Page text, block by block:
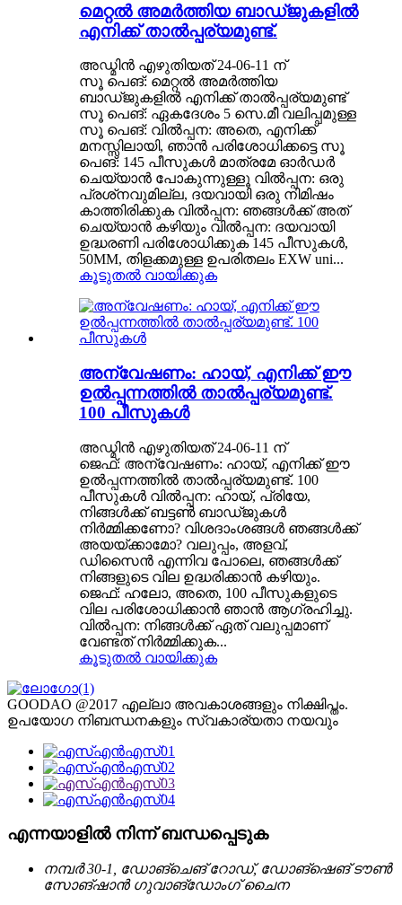
മെറ്റൽ അമർത്തിയ ബാഡ്ജുകളിൽ
എനിക്ക് താൽപ്പര്യമുണ്ട്.
അഡ്മിൻ എഴുതിയത് 24-06-11 ന്
സൂ പെങ്: മെറ്റൽ അമർത്തിയ
ബാഡ്ജുകളിൽ എനിക്ക് താൽപ്പര്യമുണ്ട്
സൂ ​​പെങ്: ഏകദേശം 5 സെ.മീ വലിപ്പമുള്ള
സൂ പെങ്: വിൽപ്പന: അതെ, എനിക്ക്
മനസ്സിലായി, ഞാൻ പരിശോധിക്കട്ടെ സൂ
പെങ്: 145 പീസുകൾ മാത്രമേ ഓർഡർ
ചെയ്യാൻ പോകുന്നുള്ളൂ വിൽപ്പന: ഒരു
പ്രശ്‌നവുമില്ല, ദയവായി ഒരു നിമിഷം
കാത്തിരിക്കുക വിൽപ്പന: ഞങ്ങൾക്ക് അത്
ചെയ്യാൻ കഴിയും വിൽപ്പന: ദയവായി
ഉദ്ധരണി പരിശോധിക്കുക 145 പീസുകൾ,
50MM, തിളക്കമുള്ള ഉപരിതലം EXW uni...
കൂടുതൽ വായിക്കുക
അന്വേഷണം: ഹായ്, എനിക്ക് ഈ
ഉൽപ്പന്നത്തിൽ താൽപ്പര്യമുണ്ട്.
100 പീസുകൾ
അഡ്മിൻ എഴുതിയത് 24-06-11 ന്
ജെഫ്: അന്വേഷണം: ഹായ്, എനിക്ക് ഈ
ഉൽപ്പന്നത്തിൽ താൽപ്പര്യമുണ്ട്. 100
പീസുകൾ വിൽപ്പന: ഹായ്, പ്രിയേ,
നിങ്ങൾക്ക് ബട്ടൺ ബാഡ്ജുകൾ
നിർമ്മിക്കണോ? വിശദാംശങ്ങൾ ഞങ്ങൾക്ക്
അയയ്ക്കാമോ? വലുപ്പം, അളവ്,
ഡിസൈൻ എന്നിവ പോലെ, ഞങ്ങൾക്ക്
നിങ്ങളുടെ വില ഉദ്ധരിക്കാൻ കഴിയും.
ജെഫ്: ഹലോ, അതെ, 100 പീസുകളുടെ
വില പരിശോധിക്കാൻ ഞാൻ ആഗ്രഹിച്ചു.
വിൽപ്പന: നിങ്ങൾക്ക് ഏത് വലുപ്പമാണ്
വേണ്ടത് നിർമ്മിക്കുക...
കൂടുതൽ വായിക്കുക
GOODAO @2017 എല്ലാ അവകാശങ്ങളും നിക്ഷിപ്തം.
ഉപയോഗ നിബന്ധനകളും സ്വകാര്യതാ നയവും
എന്നയാളിൽ നിന്ന് ബന്ധപ്പെടുക
നമ്പർ 30-1, ഡോങ്‌ചെങ് റോഡ്, ഡോങ്‌ഷെങ് ടൗൺ
സോങ്‌ഷാൻ ഗുവാങ്‌ഡോംഗ് ചൈന